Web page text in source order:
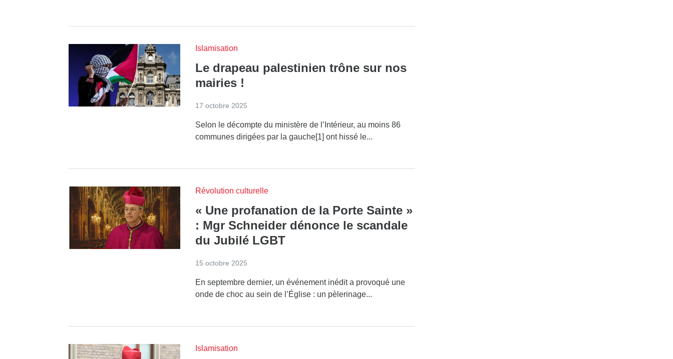
Islamisation
Le drapeau palestinien trône sur nos
mairies !
17 octobre 2025
Selon le décompte du ministère de l’Intérieur, au moins 86
communes dirigées par la gauche[1] ont hissé le...
Révolution culturelle
« Une profanation de la Porte Sainte »
: Mgr Schneider dénonce le scandale
du Jubilé LGBT
15 octobre 2025
En septembre dernier, un événement inédit a provoqué une
onde de choc au sein de l’Église : un pèlerinage...
Islamisation